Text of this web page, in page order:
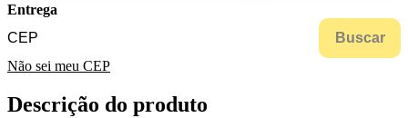
Entrega
Buscar
Não sei meu CEP
Descrição do produto